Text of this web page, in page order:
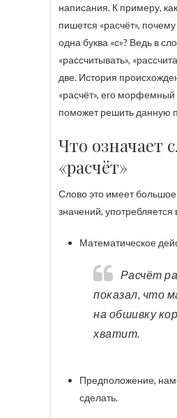
написания. К примеру,
пишется «расчёт»,
одна буква «с»? Ведь в
«рассчитывать»,
две. История
«расчёт», его морфемный
поможет решить данную
Что означает
«расчёт»
Слово это имеет большое
значений,
Математическое
Расчёт размеров
показал, что
на обшивку
хватит.
Предположение,
сделать.